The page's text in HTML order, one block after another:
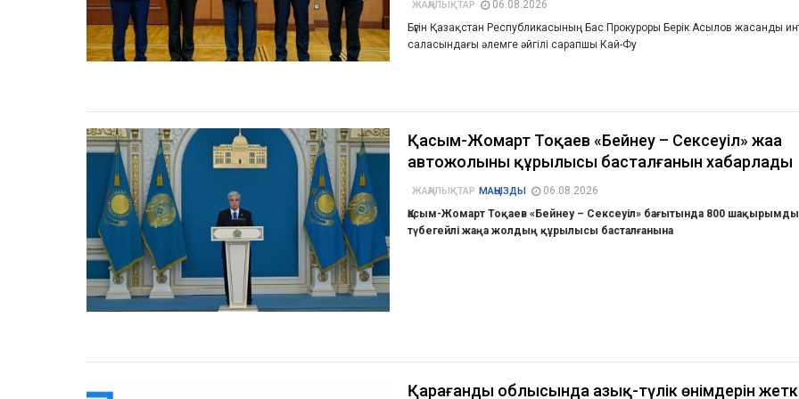
ЖАҢАЛЫҚТАР
06.08.2026
Бүгін Қазақстан Республикасының Бас Прокуроры Берік Асылов жасанды
саласындағы әлемге әйгілі сарапшы Кай-Фу
Қасым-Жомарт Тоқаев «Бейнеу – Сексеуіл» жаңа
автожолының құрылысы басталғанын хабарлады
ЖАҢАЛЫҚТАР МАҢЫЗДЫ
06.08.2026
Қасым-Жомарт Тоқаев «Бейнеу – Сексеуіл» бағытында 800
түбегейлі жаңа жолдың құрылысы басталғанына
Қарағанды облысында азық-түлік өнімдерін